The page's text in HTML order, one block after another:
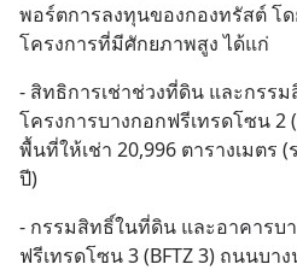
พอร์ตการลงทุนของกองทรัสต์ โ
โครงการที่มีศักยภาพสูง ได้แก่
- สิทธิการเช่าช่วงที่ดิน และกรร
โครงการบางกอกฟรีเทรดโซน 2
พื้นที่ให้เช่า 20,996 ตารางเมตร
ปี)
- กรรมสิทธิ์ในที่ดิน และอาคารบ
ฟรีเทรดโซน 3 (BFTZ 3) ถนนบา